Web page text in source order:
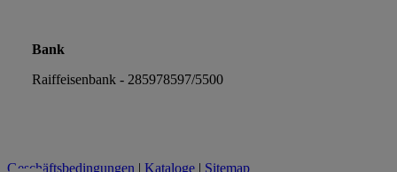
Bank
Raiffeisenbank - 285978597/5500
Geschäftsbedingungen | Kataloge | Sitemap